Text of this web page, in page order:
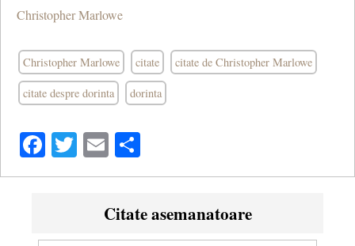
Christopher Marlowe
Christopher Marlowe citate citate de Christopher Marlowe
citate despre dorinta dorinta
Facebook
Twitter
Email
Citate asemanatoare